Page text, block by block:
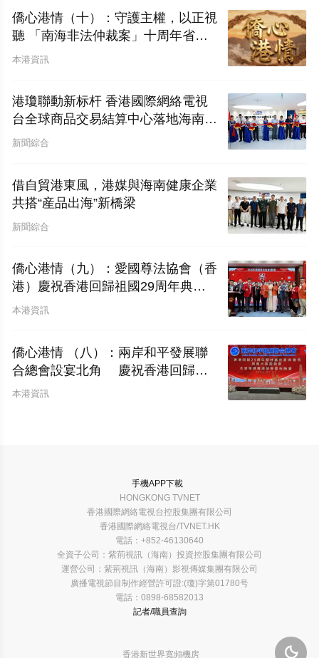
僑心港情（十）：守護主權，以正視
聽 「南海非法仲裁案」十周年省思
——香港僑界應對西方輿論戰的實況
本港資訊
港瓊聯動新标杆 香港國際網絡電視
台全球商品交易結算中心落地海南自
貿港
新聞綜合
借自貿港東風，港媒與海南健康企業
共搭“産品出海”新橋梁
新聞綜合
僑心港情（九）：愛國尊法協會（香
港）慶祝香港回歸祖國29周年典禮
圓滿舉行
本港資訊
僑心港情 （八）：兩岸和平發展聯
合總會設宴北角 慶祝香港回歸二
十九周年暨林廣兆首席會長榮膺大紫
本港資訊

手機APP下載
HONGKONG TVNET
香港國際網絡電視台控股集團有限公司
香港國際網絡電視台/TVNET.HK
電話：+852-46130640
全資子公司：紫荊視訊（海南）投資控股集團有限公司
運營公司：紫荊視訊（海南）影視傳媒集團有限公司
廣播電視節目制作經營許可證:(瓊)字第01780号
電話：0898-68582013
記者/職員查詢
香港新世界寬頻機房